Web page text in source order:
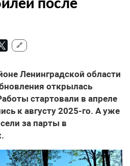
🔗
Ленинградской области
открылась
стартовали в апреле
к августу 2025-го. А уже
за парты в